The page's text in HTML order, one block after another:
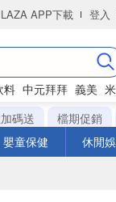
APP下載 登入
料 中元拜拜 義美 米
碼送 檔期促銷
嬰童保健 休閒